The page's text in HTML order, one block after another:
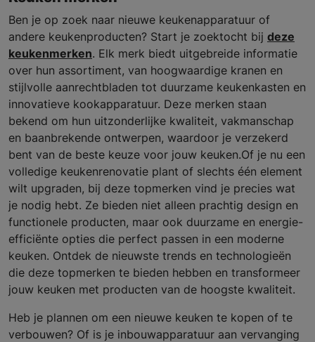
Ben je op zoek naar nieuwe keukenapparatuur of
andere keukenproducten? Start je zoektocht bij deze
keukenmerken. Elk merk biedt uitgebreide informatie
over hun assortiment, van hoogwaardige kranen en
stijlvolle aanrechtbladen tot duurzame keukenkasten en
innovatieve kookapparatuur. Deze merken staan
bekend om hun uitzonderlijke kwaliteit, vakmanschap
en baanbrekende ontwerpen, waardoor je verzekerd
bent van de beste keuze voor jouw keuken.Of je nu een
volledige keukenrenovatie plant of slechts één element
wilt upgraden, bij deze topmerken vind je precies wat
je nodig hebt. Ze bieden niet alleen prachtig design en
functionele producten, maar ook duurzame en energie-
efficiënte opties die perfect passen in een moderne
keuken. Ontdek de nieuwste trends en technologieën
die deze topmerken te bieden hebben en transformeer
jouw keuken met producten van de hoogste kwaliteit.
Heb je plannen om een nieuwe keuken te kopen of te
verbouwen? Of is je inbouwapparatuur aan vervanging